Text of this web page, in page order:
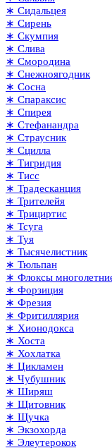
∗ Сидальцея
∗ Сирень
∗ Скумпия
∗ Слива
∗ Смородина
∗ Снежноягодник
∗ Сосна
∗ Спараксис
∗ Спирея
∗ Стефанандра
∗ Страусник
∗ Сцилла
∗ Тигридия
∗ Тисс
∗ Традесканция
∗ Трителейя
∗ Трициртис
∗ Тсуга
∗ Туя
∗ Тысячелистник
∗ Тюльпан
∗ Флоксы
∗ Форзиция
∗ Фрезия
∗ Фритиллярия
∗ Хионодокса
∗ Хоста
∗ Хохлатка
∗ Цикламен
∗ Чубушник
∗ Ширяш
∗ Щитовник
∗ Щучка
∗ Экзохорда
∗ Элеутерокок